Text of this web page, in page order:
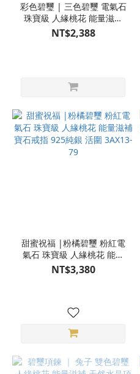
彩色碧璽 | 三色碧璽 電氣石
珠寶級 人緣桃花 能量滋補
寶石戒指 925純銀 活圍
S23AX13-71
NT$2,388
甜蜜祝福 |粉橘碧璽 粉紅電
氣石 珠寶級 人緣桃花 能量
滋補 寶石戒指 925純銀 活圍
3AX13-79
NT$3,380